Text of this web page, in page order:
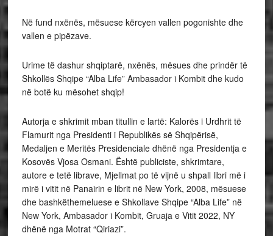
Në fund nxënës, mësuese kërcyen vallen pogonishte dhe
vallen e pipëzave.
Urime të dashur shqiptarë, nxënës, mësues dhe prindër të
Shkollës Shqipe “Alba Life” Ambasador i Kombit dhe kudo
në botë ku mësohet shqip!
Autorja e shkrimit mban titullin e lartë: Kalorës i Urdhrit të
Flamurit nga Presidenti i Republikës së Shqipërisë,
Medaljen e Meritës Presidenciale dhënë nga Presidentja e
Kosovës Vjosa Osmani. Është publiciste, shkrimtare,
autore e tetë librave, Mjellmat po të vijnë u shpall libri më i
mirë i vitit në Panairin e librit në New York, 2008, mësuese
dhe bashkëthemeluese e Shkollave Shqipe “Alba Life” në
New York, Ambasador i Kombit, Gruaja e Vitit 2022, NY
dhënë nga Motrat “Qiriazi”.